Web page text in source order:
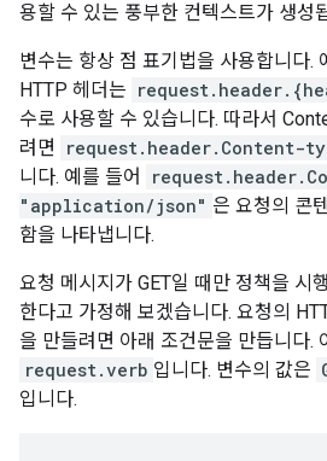
용할 수 있는 풍부한 컨텍스트가 생성
변수는 항상 점 표기법을 사용합니다.
HTTP 헤더는
수로 사용할 수 있습니다. 따라서
려면
request.header.Content-
니다. 예를 들어
"application/json" 은 요청의 콘
함을 나타냅니다.
요청 메시지가 GET일 때만 정책을 시
한다고 가정해 보겠습니다. 요청의
을 만들려면 아래 조건문을 만듭니다.
request.verb 입니다. 변수의 값은
입니다.